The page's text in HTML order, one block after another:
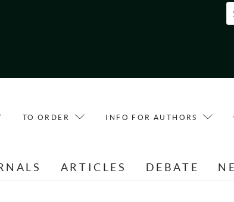
TO ORDER INFO FOR AUTHORS
ARTICLES DEBATE